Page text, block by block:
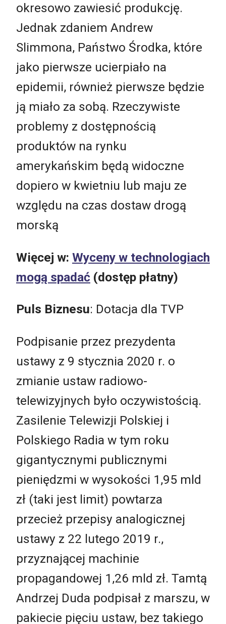
okresowo zawiesić produkcję.
Jednak zdaniem Andrew
Slimmona, Państwo Środka, które
jako pierwsze ucierpiało na
epidemii, również pierwsze będzie
ją miało za sobą. Rzeczywiste
problemy z dostępnością
produktów na rynku
amerykańskim będą widoczne
dopiero w kwietniu lub maju ze
względu na czas dostaw drogą
morską
Więcej w: Wyceny w technologiach
mogą spadać (dostęp płatny)
Puls Biznesu: Dotacja dla TVP
Podpisanie przez prezydenta
ustawy z 9 stycznia 2020 r. o
zmianie ustaw radiowo-
telewizyjnych było oczywistością.
Zasilenie Telewizji Polskiej i
Polskiego Radia w tym roku
gigantycznymi publicznymi
pieniędzmi w wysokości 1,95 mld
zł (taki jest limit) powtarza
przecież przepisy analogicznej
ustawy z 22 lutego 2019 r.,
przyznającej machinie
propagandowej 1,26 mld zł. Tamtą
Andrzej Duda podpisał z marszu, w
pakiecie pięciu ustaw, bez takiego